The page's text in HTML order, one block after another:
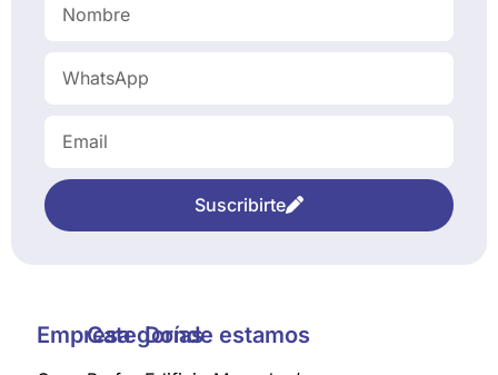
Suscribirte
EmpresaCategoríasDonde estamos